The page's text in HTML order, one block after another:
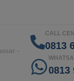
-
CALL
0813
0813